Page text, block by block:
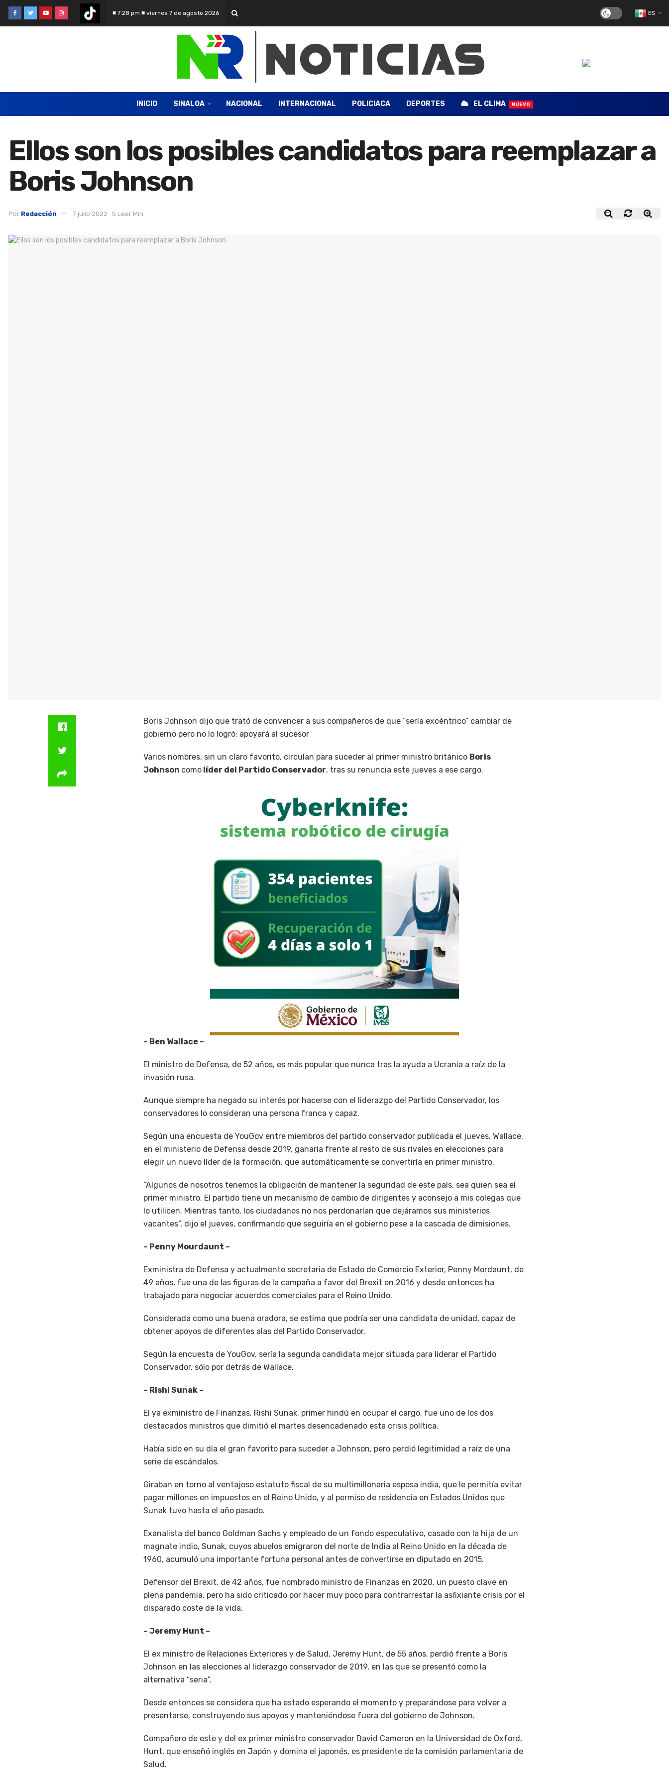
■ 7:28 pm ■ viernes 7 de agosto 2026 ES
INICIO SINALOA NACIONAL INTERNACIONAL POLICIACA DEPORTES EL CLIMA NUEVO
Ellos son los posibles candidatos para reemplazar a
Boris Johnson
Por Redacción 7 julio 2022 5 Leer Min
Boris Johnson dijo que trató de convencer a sus compañeros de que “sería excéntrico” cambiar de
gobierno pero no lo logró; apoyará al sucesor
Varios nombres, sin un claro favorito, circulan para suceder al primer ministro británico Boris
Johnson como líder del Partido Conservador, tras su renuncia este jueves a ese cargo.
– Ben Wallace –
El ministro de Defensa, de 52 años, es más popular que nunca tras la ayuda a Ucrania a raíz de la
invasión rusa.
Aunque siempre ha negado su interés por hacerse con el liderazgo del Partido Conservador, los
conservadores lo consideran una persona franca y capaz.
Según una encuesta de YouGov entre miembros del partido conservador publicada el jueves, Wallace,
en el ministerio de Defensa desde 2019, ganaría frente al resto de sus rivales en elecciones para
elegir un nuevo líder de la formación, que automáticamente se convertiría en primer ministro.
“Algunos de nosotros tenemos la obligación de mantener la seguridad de este país, sea quien sea el
primer ministro. El partido tiene un mecanismo de cambio de dirigentes y aconsejo a mis colegas que
lo utilicen. Mientras tanto, los ciudadanos no nos perdonarían que dejáramos sus ministerios
vacantes”, dijo el jueves, confirmando que seguiría en el gobierno pese a la cascada de dimisiones.
– Penny Mourdaunt –
Exministra de Defensa y actualmente secretaria de Estado de Comercio Exterior, Penny Mordaunt, de
49 años, fue una de las figuras de la campaña a favor del Brexit en 2016 y desde entonces ha
trabajado para negociar acuerdos comerciales para el Reino Unido.
Considerada como una buena oradora, se estima que podría ser una candidata de unidad, capaz de
obtener apoyos de diferentes alas del Partido Conservador.
Según la encuesta de YouGov, sería la segunda candidata mejor situada para liderar el Partido
Conservador, sólo por detrás de Wallace.
– Rishi Sunak –
El ya exministro de Finanzas, Rishi Sunak, primer hindú en ocupar el cargo, fue uno de los dos
destacados ministros que dimitió el martes desencadenado esta crisis política.
Había sido en su día el gran favorito para suceder a Johnson, pero perdió legitimidad a raíz de una
serie de escándalos.
Giraban en torno al ventajoso estatuto fiscal de su multimillonaria esposa india, que le permitía evitar
pagar millones en impuestos en el Reino Unido, y al permiso de residencia en Estados Unidos que
Sunak tuvo hasta el año pasado.
Exanalista del banco Goldman Sachs y empleado de un fondo especulativo, casado con la hija de un
magnate indio, Sunak, cuyos abuelos emigraron del norte de India al Reino Unido en la década de
1960, acumuló una importante fortuna personal antes de convertirse en diputado en 2015.
Defensor del Brexit, de 42 años, fue nombrado ministro de Finanzas en 2020, un puesto clave en
plena pandemia, pero ha sido criticado por hacer muy poco para contrarrestar la asfixiante crisis por el
disparado coste de la vida.
– Jeremy Hunt –
El ex ministro de Relaciones Exteriores y de Salud, Jeremy Hunt, de 55 años, perdió frente a Boris
Johnson en las elecciones al liderazgo conservador de 2019, en las que se presentó como la
alternativa “seria”.
Desde entonces se considera que ha estado esperando el momento y preparándose para volver a
presentarse, construyendo sus apoyos y manteniéndose fuera del gobierno de Johnson.
Compañero de este y del ex primer ministro conservador David Cameron en la Universidad de Oxford,
Hunt, que enseñó inglés en Japón y domina el japonés, es presidente de la comisión parlamentaria de
Salud.